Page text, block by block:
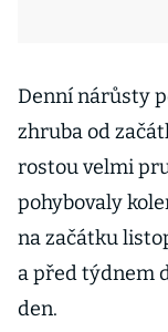
Denní nárůsty
zhruba od
rostou velmi
pohybovaly
na začátku
a před týdnem
den.